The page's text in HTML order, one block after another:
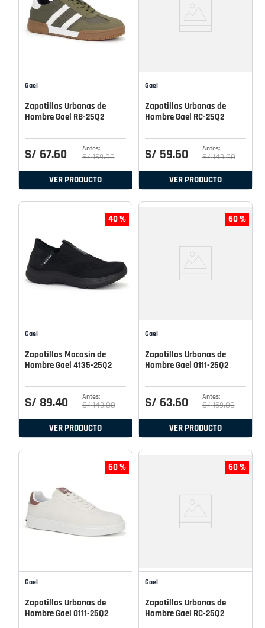
Gael
Zapatillas Urbanas de
Hombre Gael RB-25Q2
S/ 67.60 S/ 169.00
VER PRODUCTO
Gael
Zapatillas Urbanas de
Hombre Gael RC-25Q2
S/ 59.60 S/ 149.00
VER PRODUCTO
40 %
Gael
Zapatillas Mocasin de
Hombre Gael 4135-25Q2
S/ 89.40 S/ 149.00
VER PRODUCTO
60 %
Gael
Zapatillas Urbanas de
Hombre Gael 0111-25Q2
S/ 63.60 S/ 159.00
VER PRODUCTO
60 %
Gael
Zapatillas Urbanas de
Hombre Gael 0111-25Q2
60 %
Gael
Zapatillas Urbanas de
Hombre Gael RC-25Q2